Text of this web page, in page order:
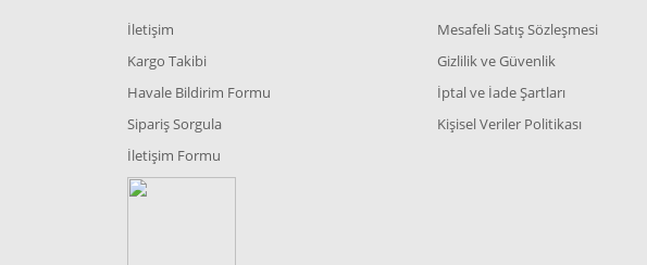
İletişim
Kargo Takibi
Havale Bildirim Formu
Sipariş Sorgula
İletişim Formu
Mesafeli Satış Sözleşmesi
Gizlilik ve Güvenlik
İptal ve İade Şartları
Kişisel Veriler Politikası